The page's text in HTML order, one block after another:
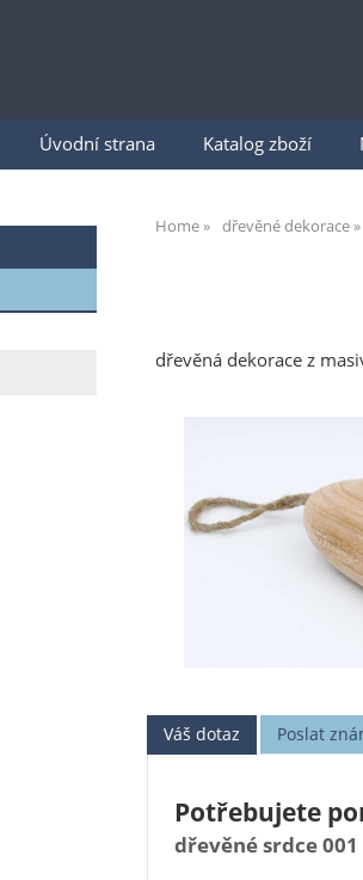
Úvodní strana Katalog zboží
Home dřevěné dekorace
dřevěná dekorace z
Váš dotaz Poslat
Potřebujete
dřevěné srdce